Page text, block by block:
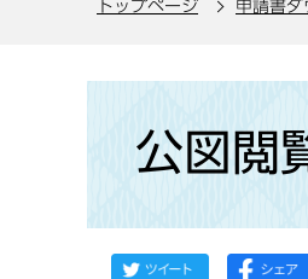
トップページ 申請書ダ
か
公図閲